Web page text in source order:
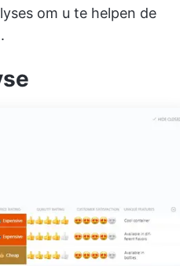
om u te helpen de